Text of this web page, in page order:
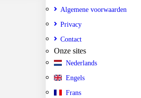
Algemene voorwaarden
Privacy
Contact
Onze sites
Nederlands
Engels
Frans